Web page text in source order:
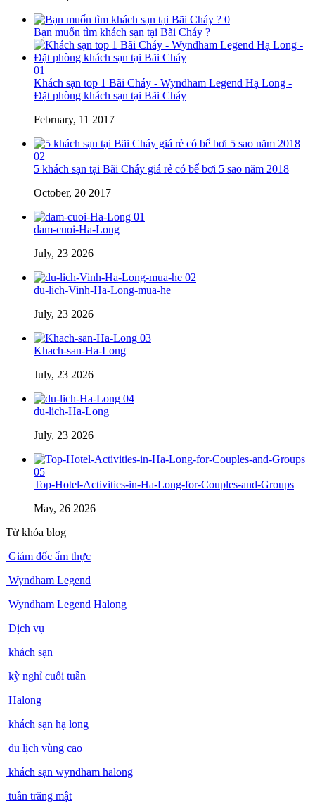
0
Bạn muốn tìm khách sạn tại Bãi Cháy ?
01
Khách sạn top 1 Bãi Cháy - Wyndham Legend Hạ Long -
Đặt phòng khách sạn tại Bãi Cháy
February, 11 2017
02
5 khách sạn tại Bãi Cháy giá rẻ có bể bơi 5 sao năm 2018
October, 20 2017
01
dam-cuoi-Ha-Long
July, 23 2026
02
du-lich-Vinh-Ha-Long-mua-he
July, 23 2026
03
Khach-san-Ha-Long
July, 23 2026
04
du-lich-Ha-Long
July, 23 2026
05
Top-Hotel-Activities-in-Ha-Long-for-Couples-and-Groups
May, 26 2026
Từ khóa blog
Giám đốc ẩm thực
Wyndham Legend
Wyndham Legend Halong
Dịch vụ
khách sạn
kỳ nghỉ cuối tuần
Halong
khách sạn hạ long
du lịch vùng cao
khách sạn wyndham halong
tuần trăng mật